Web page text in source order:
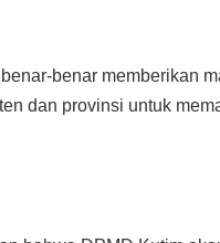
benar memberikan
dan provinsi untuk